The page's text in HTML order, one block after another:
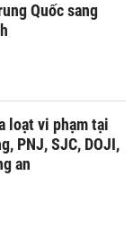
Quốc sang
loạt vi phạm tại
PNJ, SJC, DOJI,
an